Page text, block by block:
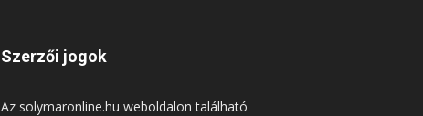
Szerzői jogok
Az solymaronline.hu weboldalon található